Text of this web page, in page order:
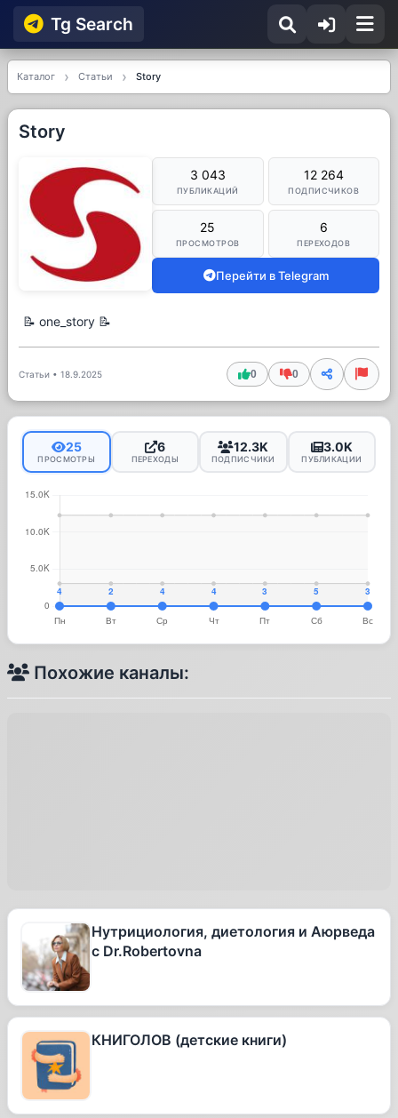
Tg Searсh
Каталог Статьи Story
Story
3 043
ПУБЛИКАЦИЙ
12 264
ПОДПИСЧИКОВ
25
ПРОСМОТРОВ
6
ПЕРЕХОДОВ
Перейти в Telegram
📝 one_story 📝
Статьи • 18.9.2025 0 0
25
ПРОСМОТРЫ
6
ПЕРЕХОДЫ
12.3K
ПОДПИСЧИКИ
3.0K
ПУБЛИКАЦИИ
Похожие каналы:
Нутрициология, диетология и Аюрведа
с Dr.Robertovna
КНИГОЛОВ (детские книги)